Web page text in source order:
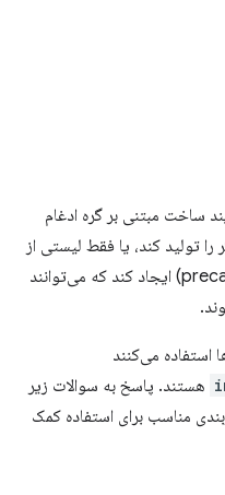
ساخت مبتنی بر گره ادغام
تولید کند، یا فقط لیستی از
دارایی‌ها را برای پیش‌ذخیره‌سازی (precache) ایجاد کند که می‌توانند
استفاده می‌کنند
هستند. پاسخ به سوالات زیر
مناسب برای استفاده کمک